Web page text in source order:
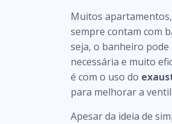
Muitos
sempre contam com
seja, o banheiro
necessária e muito
é com o uso do
para melhorar a
Apesar da ideia de